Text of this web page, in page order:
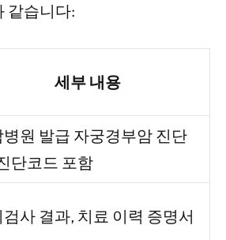
같습니다:
세부 내용
병원 발급 자궁경부암 진단
단코드 포함
검사 결과, 치료 이력 증명서